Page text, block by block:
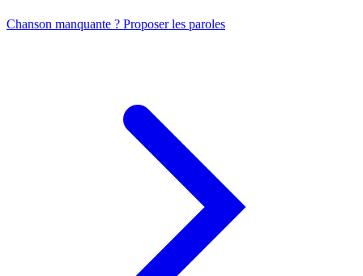
Chanson manquante ? Proposer les paroles